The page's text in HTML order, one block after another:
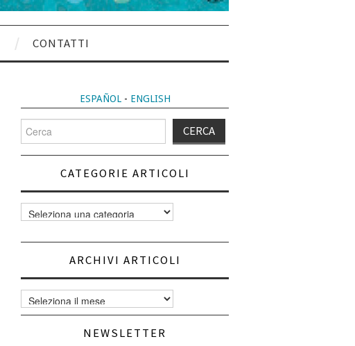
CONTATTI
ESPAÑOL- ENGLISH
per:
CATEGORIE ARTICOLI
Categorie
articoli
ARCHIVI ARTICOLI
Archivi
articoli
NEWSLETTER